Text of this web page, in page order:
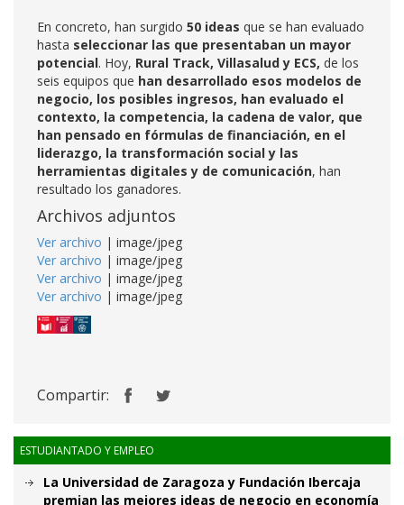
En concreto, han surgido 50 ideas que se han evaluado
hasta seleccionar las que presentaban un mayor
potencial. Hoy, Rural Track, Villasalud y ECS, de los
seis equipos que han desarrollado esos modelos de
negocio, los posibles ingresos, han evaluado el
contexto, la competencia, la cadena de valor, que
han pensado en fórmulas de financiación, en el
liderazgo, la transformación social y las
herramientas digitales y de comunicación, han
resultado los ganadores.
Archivos adjuntos
Ver archivo | image/jpeg
Ver archivo | image/jpeg
Ver archivo | image/jpeg
Ver archivo | image/jpeg
Compartir:
ESTUDIANTADO Y EMPLEO
La Universidad de Zaragoza y Fundación Ibercaja
premian las mejores ideas de negocio en economía